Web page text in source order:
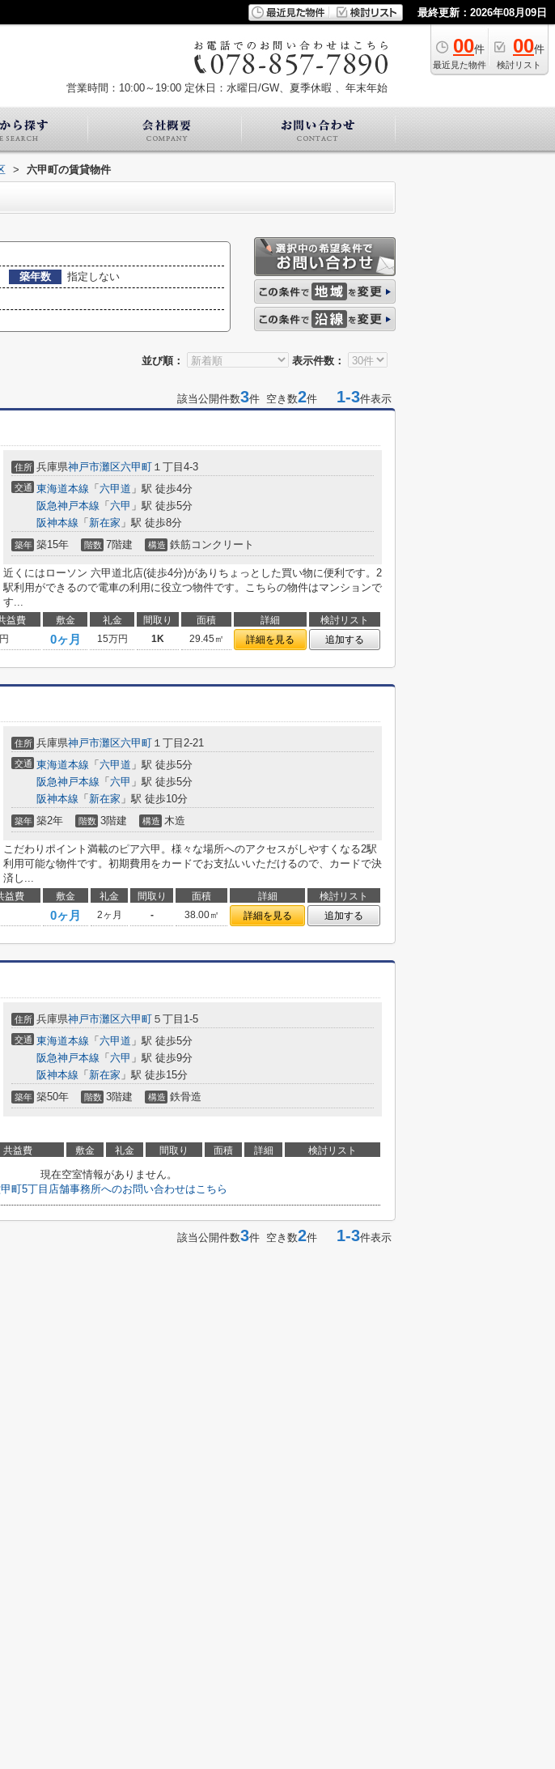
最終更新：2026年08月09日
00件
最近見た物件
00件
検討リスト
営業時間：10:00～19:00 定休日：水曜日/GW、夏季休暇 、年末年始
> 六甲町の賃貸物件
築年数
指定しない
並び順： 表示件数：
該当公開件数3件 空き数2件 1-3件表示
住所 兵庫県神戸市灘区六甲町 １丁目4-3
交通 東海道本線 「 六甲道 」駅 徒歩4分
阪急神戸本線 「 六甲 」駅 徒歩5分
阪神本線 「 新在家 」駅 徒歩8分
築年 築15年 階数 7階建 構造 鉄筋コンクリート
近くにはローソン 六甲道北店(徒歩4分)がありちょっとした買い物に便利です。2
駅利用ができるので電車の利用に役立つ物件です。こちらの物件はマンションで
す...
益費 敷金 礼金 間取り 面積 詳細
検討リスト
0ヶ月 15万円 1K 29.45㎡ 詳細を見る 追加する
住所 兵庫県神戸市灘区六甲町 １丁目2-21
交通 東海道本線 「 六甲道 」駅 徒歩5分
阪急神戸本線 「 六甲 」駅 徒歩5分
阪神本線 「 新在家 」駅 徒歩10分
築年 築2年 階数 3階建 構造 木造
こだわりポイント満載のピア六甲。様々な場所へのアクセスがしやすくなる2駅
利用可能な物件です。初期費用をカードでお支払いいただけるので、カードで決
済し...
益費 敷金 礼金 間取り 面積 詳細
検討リスト
0ヶ月 2ヶ月 - 38.00㎡ 詳細を見る 追加する
住所 兵庫県神戸市灘区六甲町 ５丁目1-5
交通 東海道本線 「 六甲道 」駅 徒歩5分
阪急神戸本線 「 六甲 」駅 徒歩9分
阪神本線 「 新在家 」駅 徒歩15分
築年 築50年 階数 3階建 構造 鉄骨造
共益費 敷金 礼金 間取り 面積 詳細 検討リスト
現在空室情報がありません。
町5丁目店舗事務所へのお問い合わせはこちら
該当公開件数3件 空き数2件 1-3件表示